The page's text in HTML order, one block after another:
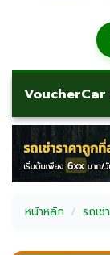
VoucherCar
หน้าหลัก รถเ